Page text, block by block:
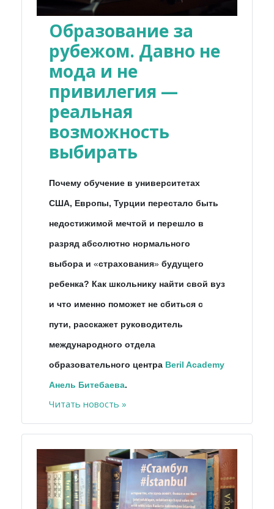
Образование за
рубежом. Давно не
мода и не
привилегия —
реальная
возможность
выбирать
Почему обучение в университетах
США, Европы, Турции перестало быть
недостижимой мечтой и перешло в
разряд абсолютно нормального
выбора и «страхования» будущего
ребенка? Как школьнику найти свой вуз
и что именно поможет не сбиться с
пути, расскажет руководитель
международного отдела
образовательного центра Beril Academy
Анель Битебаева.
Читать новость »